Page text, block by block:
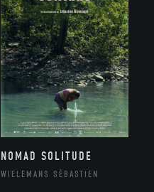
NOMAD SOLITUDE
WIELEMANS SÉBASTIEN